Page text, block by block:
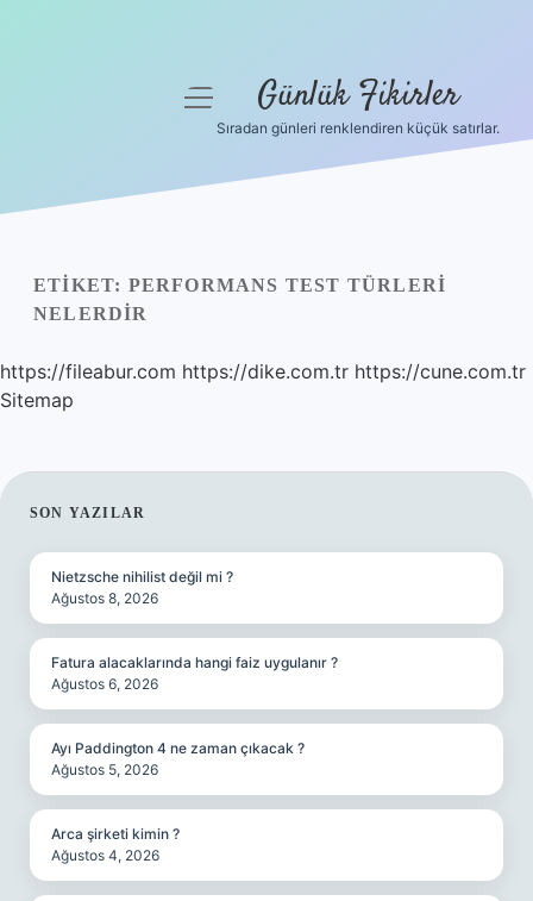
Yasal Uyarı
menüyü Günlük Fikirler
Sıradan günleri renklendiren küçük satırlar.
ETIKET: PERFORMANS TEST TÜRLERI
NELERDIR
https://fileabur.com https://dike.com.tr https://cune.com.tr
Sitemap
SIDEBAR
SON YAZILAR
Nietzsche nihilist değil mi ?
Ağustos 8, 2026
Fatura alacaklarında hangi faiz uygulanır ?
Ağustos 6, 2026
Ayı Paddington 4 ne zaman çıkacak ?
Ağustos 5, 2026
Arca şirketi kimin ?
Ağustos 4, 2026